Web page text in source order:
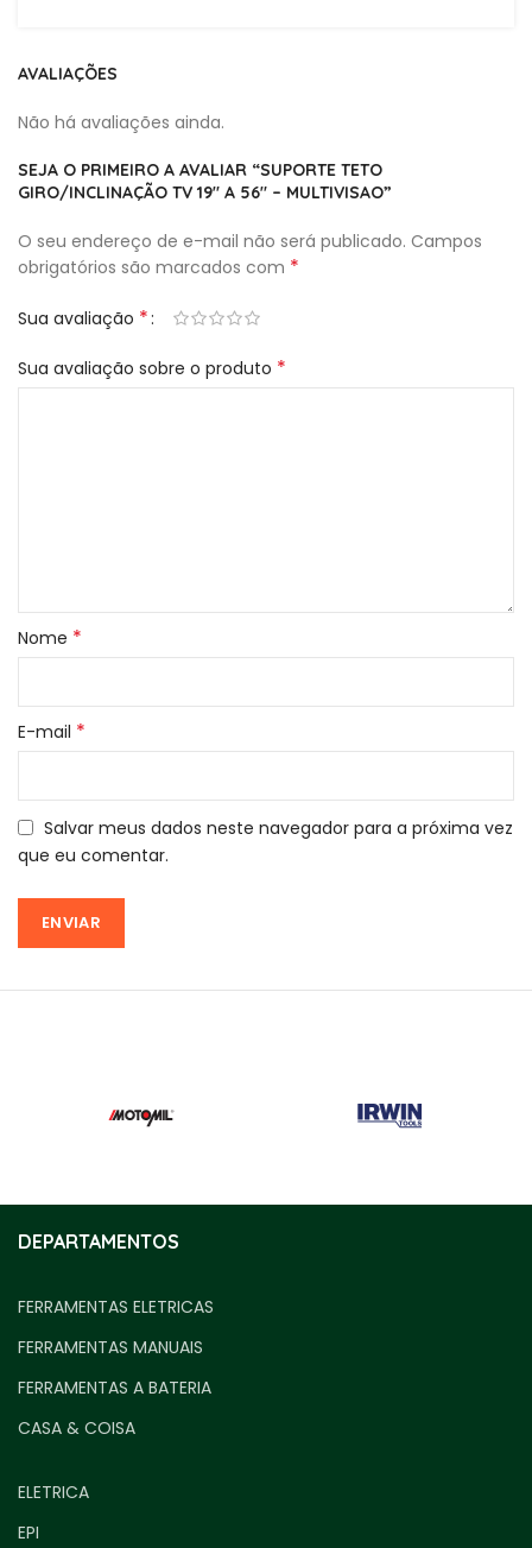
AVALIAÇÕES
Não há avaliações ainda.
SEJA O PRIMEIRO A AVALIAR “SUPORTE TETO
GIRO/INCLINAÇÃO TV 19″ A 56″ – MULTIVISAO”
O seu endereço de e-mail não será publicado. Campos
obrigatórios são marcados com *
Sua avaliação *
Sua avaliação sobre o produto *
Nome *
E-mail *
Salvar meus dados neste navegador para a próxima vez
que eu comentar.
DEPARTAMENTOS
FERRAMENTAS ELETRICAS
FERRAMENTAS MANUAIS
FERRAMENTAS A BATERIA
CASA & COISA
ELETRICA
EPI